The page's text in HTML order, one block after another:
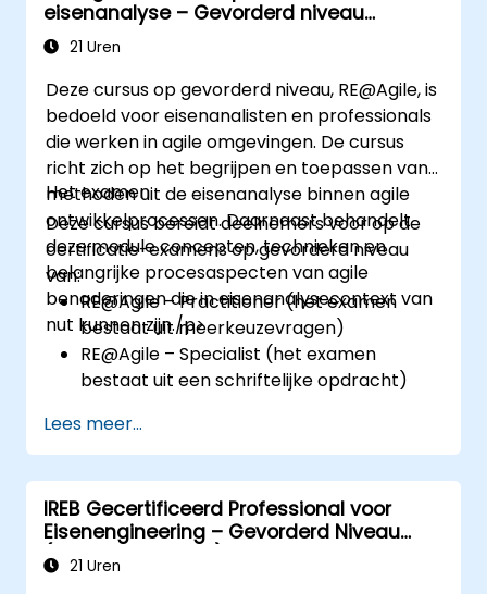
eisenanalyse – Gevorderd niveau
RE@Agile
21 Uren
Deze cursus op gevorderd niveau, RE@Agile, is
bedoeld voor eisenanalisten en professionals
die werken in agile omgevingen. De cursus
richt zich op het begrijpen en toepassen van
methoden uit de eisenanalyse binnen agile
ontwikkelprocessen. Daarnaast behandelt
deze module concepten, technieken en
belangrijke procesaspecten van agile
benaderingen die in eisenanalysecontext van
nut kunnen zijn./p>
Het examen
Deze cursus bereidt deelnemers voor op de
certificatie-examens op gevorderd niveau
van:
RE@Agile – Practitioner (het examen
bestaat uit meerkeuzevragen)
RE@Agile – Specialist (het examen
bestaat uit een schriftelijke opdracht)
Lees meer...
IREB Gecertificeerd Professional voor
Eisenengineering – Gevorderd Niveau
(Beheer van Eisen)
21 Uren